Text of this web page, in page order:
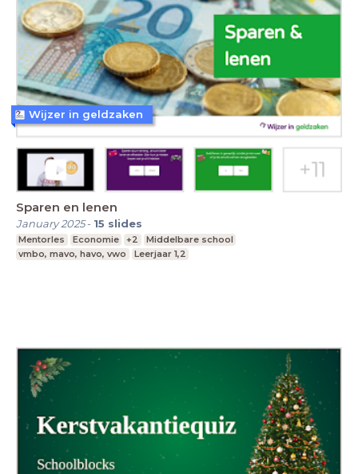
Sparen en lenen
January 2025- 15 slides
Mentorles Economie +2
Middelbare school
vmbo, mavo, havo, vwo
Leerjaar 1,2
Wijzer in geldzaken